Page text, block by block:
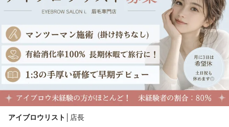
山形県山形市
(山形駅)
...他
アイブロウリスト 店長